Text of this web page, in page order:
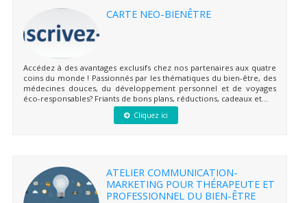
CARTE NEO-BIENÊTRE
Accédez à des avantages exclusifs chez nos partenaires aux quatre
coins du monde ! Passionnés par les thématiques du bien-être, des
médecines douces, du développement personnel et de voyages
éco-responsables? Friants de bons plans, réductions, cadeaux et...
Cliquez ici
ATELIER COMMUNICATION-
MARKETING POUR THÉRAPEUTE ET
PROFESSIONNEL DU BIEN-ÊTRE